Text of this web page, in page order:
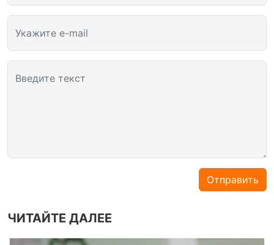
Укажите e-mail
Введите текст
Отправить
ЧИТАЙТЕ ДАЛЕЕ